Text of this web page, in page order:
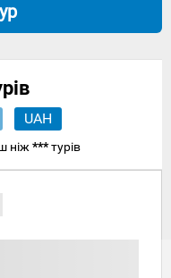
UAH
ніж ***турів